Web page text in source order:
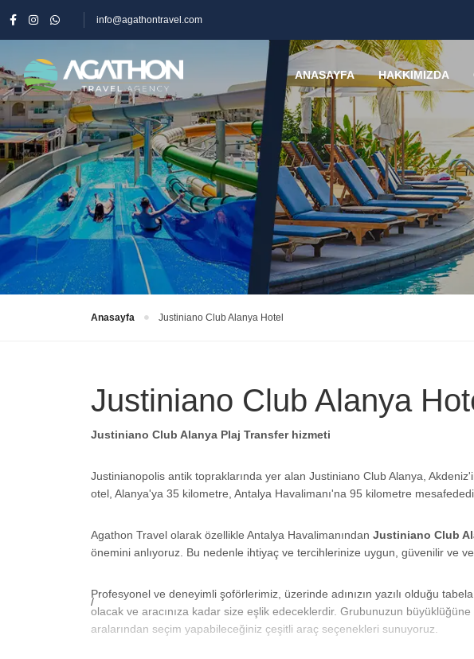
info@agathontravel.com
Anasayfa Justiniano Club Alanya Hotel
Justiniano Club Alanya
Justiniano Club Alanya Plaj Transfer hizmeti
Justinianopolis antik topraklarında yer alan Justiniano Club Alanya,
otel, Alanya'ya 35 kilometre, Antalya Havalimanı'na 95 kilometre
Agathon Travel olarak özellikle Antalya Havalimanından Justiniano Club
önemini anlıyoruz. Bu nedenle ihtiyaç ve tercihlerinize uygun, güvenilir ve
Profesyonel ve deneyimli şoförlerimiz, üzerinde adınızın yazılı olduğu
olacak ve aracınıza kadar size eşlik edeceklerdir. Grubunuzun
aralarından seçim yapabileceğiniz çeşitli araç seçenekleri sunuyoruz.
ANASAYFA HAKKIMIZDA